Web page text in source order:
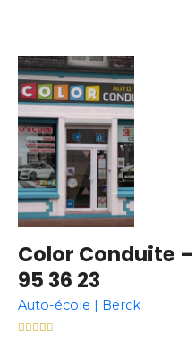
Color Conduite
95 36 23
Auto-école | Berck